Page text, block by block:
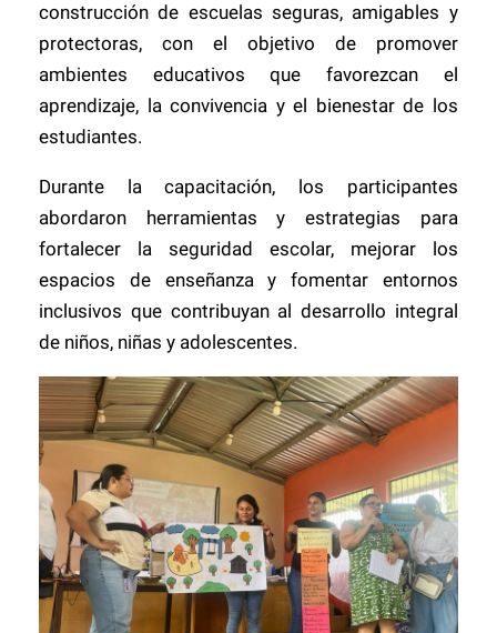
construcción de escuelas seguras, amigables y
protectoras, con el objetivo de promover
ambientes educativos que favorezcan el
aprendizaje, la convivencia y el bienestar de los
estudiantes.
Durante la capacitación, los participantes
abordaron herramientas y estrategias para
fortalecer la seguridad escolar, mejorar los
espacios de enseñanza y fomentar entornos
inclusivos que contribuyan al desarrollo integral
de niños, niñas y adolescentes.